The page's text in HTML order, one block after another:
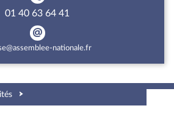
01 40 63 64 41
nationale.fr